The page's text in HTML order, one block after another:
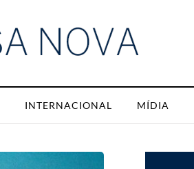
INTERNACIONAL MÍDIA